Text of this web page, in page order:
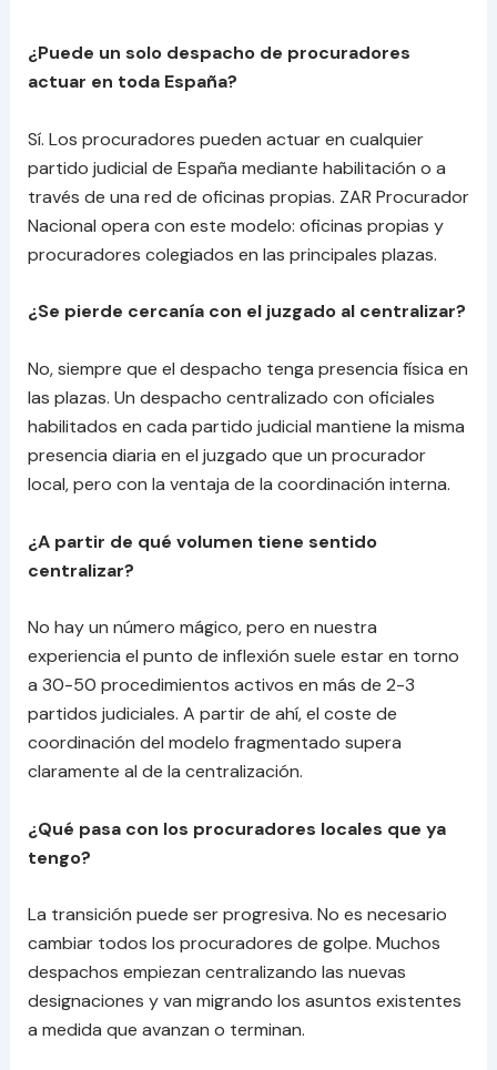
¿Puede un solo despacho de procuradores
actuar en toda España?
Sí. Los procuradores pueden actuar en cualquier
partido judicial de España mediante habilitación o a
través de una red de oficinas propias. ZAR Procurador
Nacional opera con este modelo: oficinas propias y
procuradores colegiados en las principales plazas.
¿Se pierde cercanía con el juzgado al centralizar?
No, siempre que el despacho tenga presencia física en
las plazas. Un despacho centralizado con oficiales
habilitados en cada partido judicial mantiene la misma
presencia diaria en el juzgado que un procurador
local, pero con la ventaja de la coordinación interna.
¿A partir de qué volumen tiene sentido
centralizar?
No hay un número mágico, pero en nuestra
experiencia el punto de inflexión suele estar en torno
a 30-50 procedimientos activos en más de 2-3
partidos judiciales. A partir de ahí, el coste de
coordinación del modelo fragmentado supera
claramente al de la centralización.
¿Qué pasa con los procuradores locales que ya
tengo?
La transición puede ser progresiva. No es necesario
cambiar todos los procuradores de golpe. Muchos
despachos empiezan centralizando las nuevas
designaciones y van migrando los asuntos existentes
a medida que avanzan o terminan.